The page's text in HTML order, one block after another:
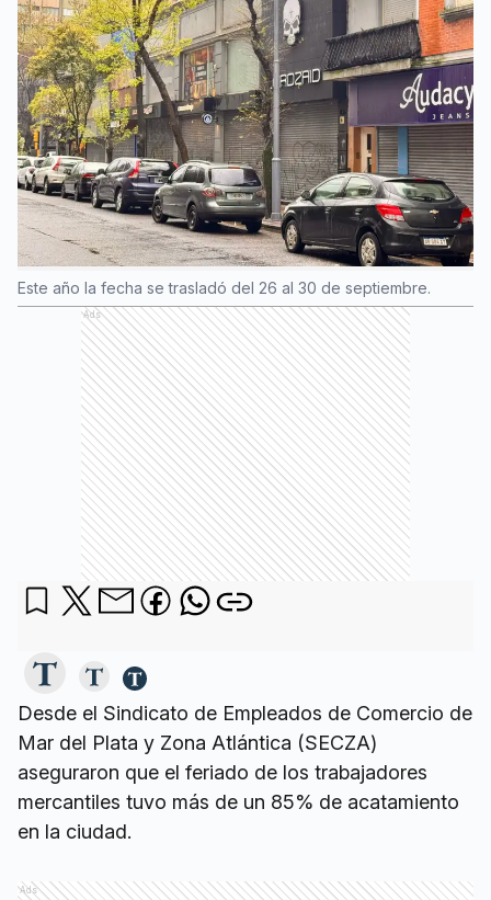
Este año la fecha se trasladó del 26 al 30 de septiembre.
Ads
Desde el Sindicato de Empleados de Comercio de
Mar del Plata y Zona Atlántica (SECZA)
aseguraron que el feriado de los trabajadores
mercantiles tuvo más de un 85% de acatamiento
en la ciudad.
Ads